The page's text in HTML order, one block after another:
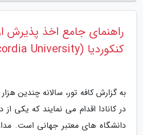
راهنمای جامع اخذ پذیرش
کنکوردیا (Concordia University)
به گزارش کافه تور، سالانه چندین
در کانادا اقدام می نمایند که یکی
دانشگاه های معتبر جهانی است.